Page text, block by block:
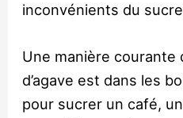
inconvénients du
Une manière courante
d’agave est dans les
pour sucrer un café,